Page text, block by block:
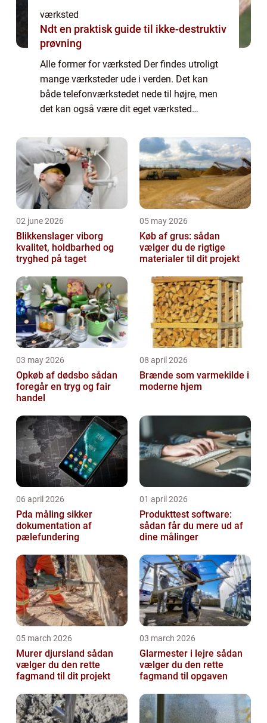
værksted
Ndt en praktisk guide til ikke-destruktiv
prøvning
Alle former for værksted Der findes utroligt
mange værksteder ude i verden. Det kan
både telefonværkstedet nede til højre, men
det kan også være dit eget værksted
betydning. Vi kan alle sammen blive enige
om, a...
02 june 2026
Blikkenslager viborg
kvalitet, holdbarhed og
tryghed på taget
05 may 2026
Køb af grus: sådan
vælger du de rigtige
materialer til dit projekt
03 may 2026
Opkøb af dødsbo sådan
foregår en tryg og fair
handel
08 april 2026
Brænde som varmekilde i
moderne hjem
06 april 2026
Pda måling sikker
dokumentation af
pælefundering
01 april 2026
Produkttest software:
sådan får du mere ud af
dine målinger
05 march 2026
Murer djursland sådan
vælger du den rette
fagmand til dit projekt
03 march 2026
Glarmester i lejre sådan
vælger du den rette
fagmand til opgaven